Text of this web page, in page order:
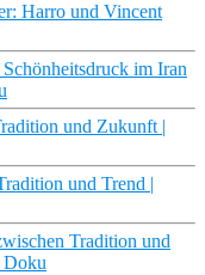
Harro und Vincent
im Iran
und Zukunft |
und Trend |
Tradition und
Doku